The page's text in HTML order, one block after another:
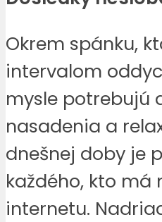
Okrem spánku,
intervalom
mysle potrebujú
nasadenia a
dnešnej doby je
každého, kto
internetu.